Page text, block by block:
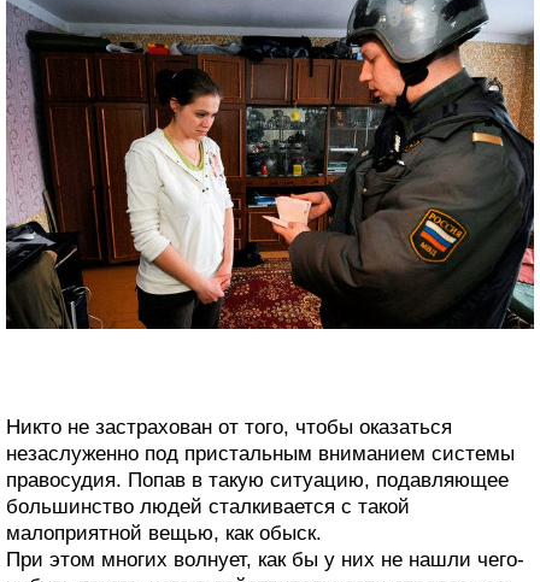
Никто не застрахован от того, чтобы оказаться
незаслуженно под пристальным вниманием системы
правосудия. Попав в такую ситуацию, подавляющее
большинство людей сталкивается с такой
малоприятной вещью, как обыск.
При этом многих волнует, как бы у них не нашли чего-